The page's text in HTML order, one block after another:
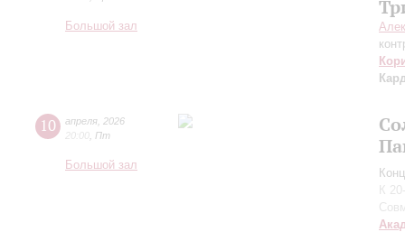
Большой зал
10 апреля 2026
20:00 Пт
Большой зал
К